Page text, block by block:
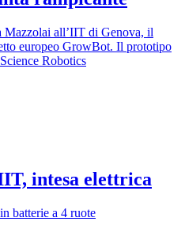
Mazzolai all’IIT di Genova, il
europeo GrowBot. Il prototipo
Robotics
intesa elettrica
batterie a 4 ruote